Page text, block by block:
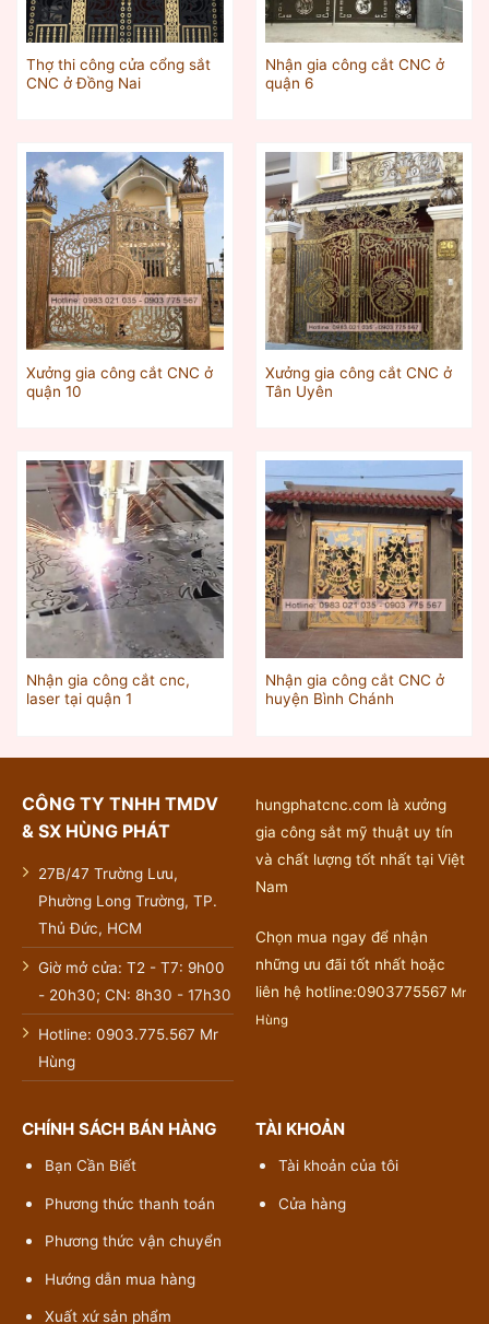
Thợ thi công cửa cổng sắt
CNC ở Đồng Nai
Nhận gia công cắt CNC ở
quận 6
Xưởng gia công cắt CNC ở
quận 10
Xưởng gia công cắt CNC ở
Tân Uyên
Nhận gia công cắt cnc,
laser tại quận 1
Nhận gia công cắt CNC ở
huyện Bình Chánh
CÔNG TY TNHH TMDV
& SX HÙNG PHÁT
27B/47 Trường Lưu,
Phường Long Trường, TP.
Thủ Đức, HCM
Giờ mở cửa: T2 - T7: 9h00
- 20h30; CN: 8h30 - 17h30
Hotline: 0903.775.567 Mr
Hùng
hungphatcnc.com là xưởng
gia công sắt mỹ thuật uy tín
và chất lượng tốt nhất tại Việt
Nam
Chọn mua ngay để nhận
những ưu đãi tốt nhất hoặc
liên hệ hotline:0903775567 Mr
Hùng
CHÍNH SÁCH BÁN HÀNG
Bạn Cần Biết
Phương thức thanh toán
Phương thức vận chuyển
Hướng dẫn mua hàng
Xuất xứ sản phẩm
TÀI KHOẢN
Tài khoản của tôi
Cửa hàng